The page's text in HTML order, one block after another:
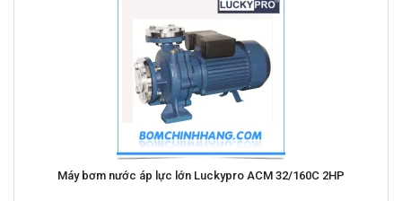
Máy bơm nước áp lực lớn Luckypro ACM 32/160C 2HP